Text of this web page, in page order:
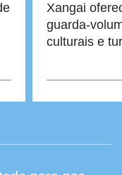
Xangai
guarda-
culturais e